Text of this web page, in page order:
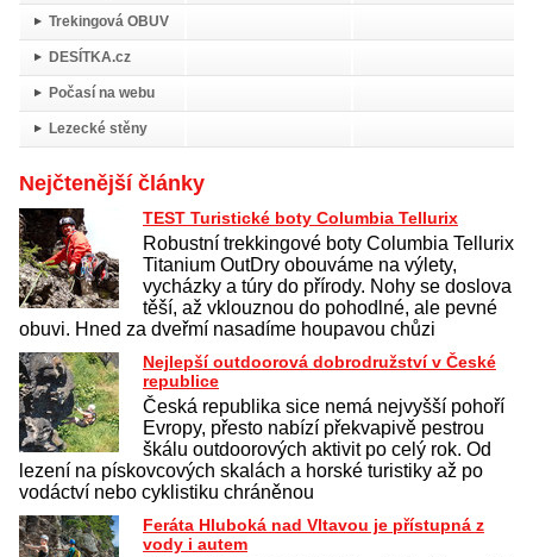
Trekingová OBUV
DESÍTKA.cz
Počasí na webu
Lezecké stěny
Nejčtenější články
TEST Turistické boty Columbia Tellurix
Robustní trekkingové boty Columbia Tellurix
Titanium OutDry obouváme na výlety,
vycházky a túry do přírody. Nohy se doslova
těší, až vklouznou do pohodlné, ale pevné
obuvi. Hned za dveřmí nasadíme houpavou chůzi
Nejlepší outdoorová dobrodružství v České
republice
Česká republika sice nemá nejvyšší pohoří
Evropy, přesto nabízí překvapivě pestrou
škálu outdoorových aktivit po celý rok. Od
lezení na pískovcových skalách a horské turistiky až po
vodáctví nebo cyklistiku chráněnou
Feráta Hluboká nad Vltavou je přístupná z
vody i autem